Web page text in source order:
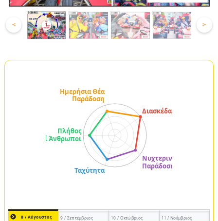
< >
8 / Αύγουστος 9 / Σεπτέμβριος 10 / Οκτώβριος 11 / Νοέμβριος